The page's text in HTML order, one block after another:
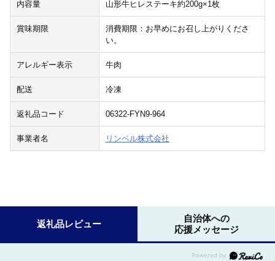
内容量 山形牛ヒレステーキ約200g×1枚
賞味期限
消費期限：お早めにお召し上がりくださ
い。
アレルギー表示 牛肉
配送 冷凍
返礼品コード 06322-FYN9-964
事業者名 リンベル株式会社
返礼品レビュー
自治体への
応援メッセージ